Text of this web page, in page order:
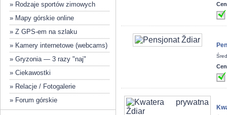
» Rodzaje sportów zimowych
» Mapy górskie online
» Z GPS-em na szlaku
» Kamery internetowe (webcams)
» Gryzonia — 3 razy "naj"
» Ciekawostki
» Relacje / Fotogalerie
» Forum górskie